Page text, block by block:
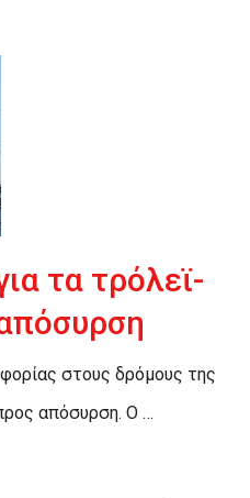
τα τρόλεϊ-
στους δρόμους της
απόσυρση. Ο …